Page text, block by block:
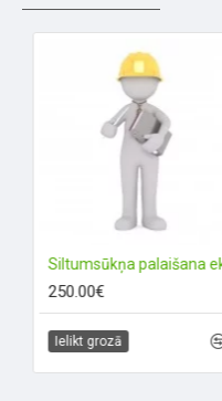
250.00€
Ielikt grozā